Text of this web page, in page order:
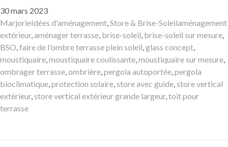
Publié
le
30 mars 2023
Auteur
MarjorieCatégories
Idées d'aménagement,Store & Brise-SoleilMots-
clés
aménagement
extérieur,aménager terrasse, brise-soleil, brise-soleil sur mesure,
BSO,faire de l'ombre terrasse plein soleil,glass concept,
moustiquaire,moustiquaire coulissante,moustiquaire sur mesure,
ombrager terrasse,ombrière,pergola autoportée,pergola
bioclimatique,protection solaire,store avec guide,store vertical
extérieur,store vertical extérieur grande largeur,toit pour
terrasse